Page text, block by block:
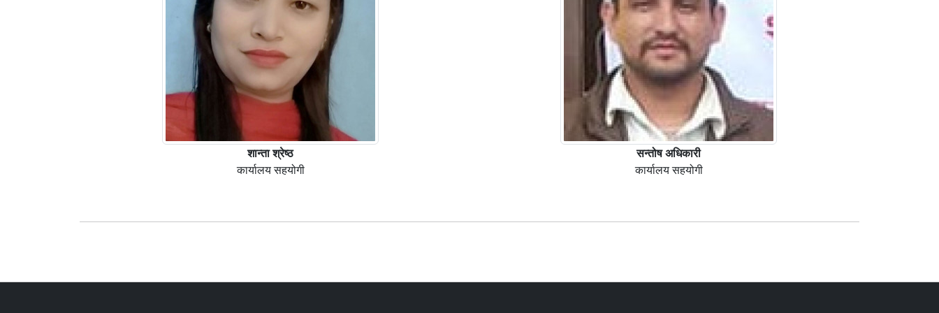
शान्ता श्रेष्ठ
कार्यालय सहयोगी
सन्तोष अधिकारी
कार्यालय सहयोगी